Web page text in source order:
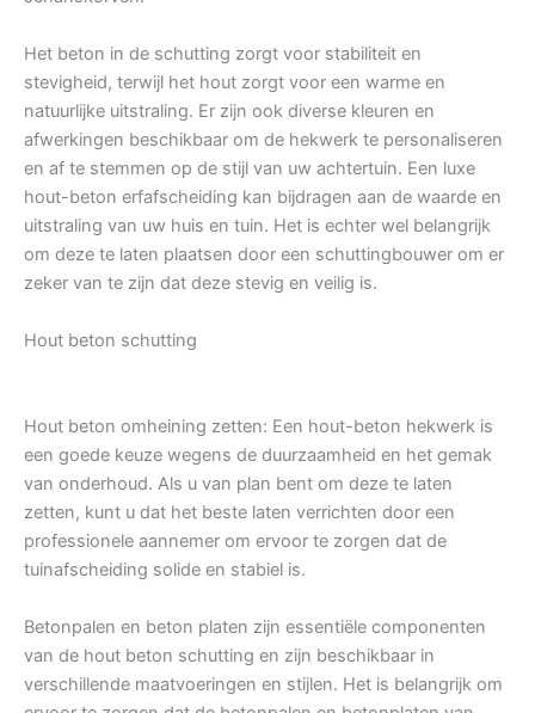
Het beton in de schutting zorgt voor stabiliteit en
stevigheid, terwijl het hout zorgt voor een warme en
natuurlijke uitstraling. Er zijn ook diverse kleuren en
afwerkingen beschikbaar om de hekwerk te personaliseren
en af te stemmen op de stijl van uw achtertuin. Een luxe
hout-beton erfafscheiding kan bijdragen aan de waarde en
uitstraling van uw huis en tuin. Het is echter wel belangrijk
om deze te laten plaatsen door een schuttingbouwer om er
zeker van te zijn dat deze stevig en veilig is.
Hout beton schutting
Hout beton omheining zetten: Een hout-beton hekwerk is
een goede keuze wegens de duurzaamheid en het gemak
van onderhoud. Als u van plan bent om deze te laten
zetten, kunt u dat het beste laten verrichten door een
professionele aannemer om ervoor te zorgen dat de
tuinafscheiding solide en stabiel is.
Betonpalen en beton platen zijn essentiële componenten
van de hout beton schutting en zijn beschikbaar in
verschillende maatvoeringen en stijlen. Het is belangrijk om